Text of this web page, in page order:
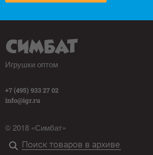
Игрушки оптом
+7 (495) 933 27 02
info@igr.ru
© 2018 «Симбат»